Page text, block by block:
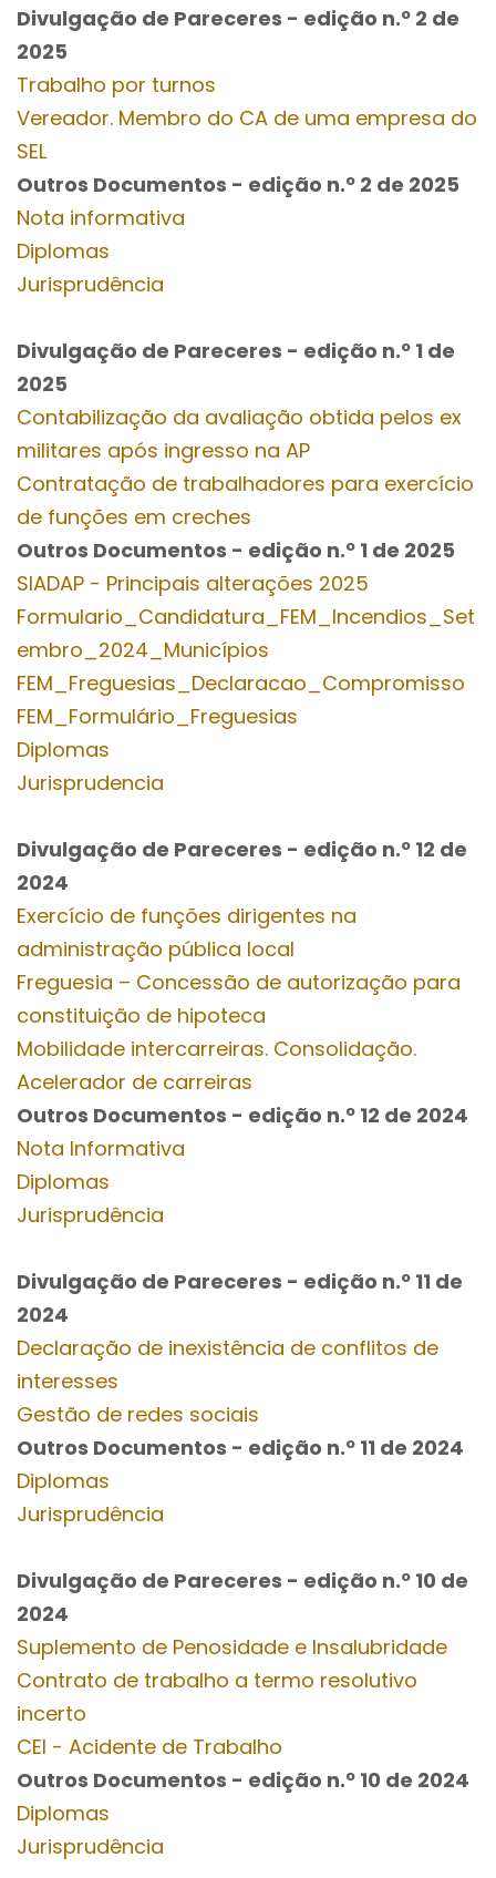
Divulgação de Pareceres - edição n.º 2 de
2025
Trabalho por turnos
Vereador. Membro do CA de uma empresa do
SEL
Outros Documentos - edição n.º 2 de 2025
Nota informativa
Diplomas
Jurisprudência
Divulgação de Pareceres - edição n.º 1 de
2025
Contabilização da avaliação obtida pelos ex
militares após ingresso na AP
Contratação de trabalhadores para exercício
de funções em creches
Outros Documentos - edição n.º 1 de 2025
SIADAP - Principais alterações 2025
Formulario_Candidatura_FEM_Incendios_Set
embro_2024_Municípios
FEM_Freguesias_Declaracao_Compromisso
FEM_Formulário_Freguesias
Diplomas
Jurisprudencia
Divulgação de Pareceres - edição n.º 12 de
2024
Exercício de funções dirigentes na
administração pública local
Freguesia – Concessão de autorização para
constituição de hipoteca
Mobilidade intercarreiras. Consolidação.
Acelerador de carreiras
Outros Documentos - edição n.º 12 de 2024
Nota Informativa
Diplomas
Jurisprudência
Divulgação de Pareceres - edição n.º 11 de
2024
Declaração de inexistência de conflitos de
interesses
Gestão de redes sociais
Outros Documentos - edição n.º 11 de 2024
Diplomas
Jurisprudência
Divulgação de Pareceres - edição n.º 10 de
2024
Suplemento de Penosidade e Insalubridade
Contrato de trabalho a termo resolutivo
incerto
CEI - Acidente de Trabalho
Outros Documentos - edição n.º 10 de 2024
Diplomas
Jurisprudência